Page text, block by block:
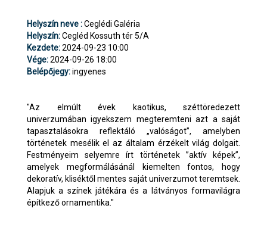
Helyszín neve :Ceglédi Galéria
Helyszín:Cegléd Kossuth tér 5/A
Kezdete:2024-09-23 10:00
Vége:2024-09-26 18:00
Belépőjegy:ingyenes
"Az elmúlt évek kaotikus, széttöredezett
univerzumában igyekszem megteremteni azt a saját
tapasztalásokra reflektáló „valóságot”, amelyben
történetek mesélik el az általam érzékelt világ dolgait.
Festményeim selyemre írt történetek ”aktív képek”,
amelyek megformálásánál kiemelten fontos, hogy
dekoratív, kliséktől mentes saját univerzumot teremtsek.
Alapjuk a színek játékára és a látványos formavilágra
építkező ornamentika."